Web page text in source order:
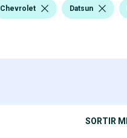
Chevrolet Datsun
SORTIR